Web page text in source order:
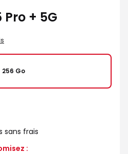
Pro + 5G
256 Go
sans frais
: